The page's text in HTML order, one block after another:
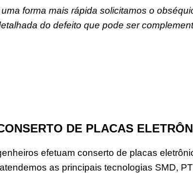
forma mais rápida solicitamos o
do defeito que pode ser
DE PLACAS
efetuam conserto de placas
as principais tecnologias SMD,